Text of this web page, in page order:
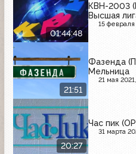
01:44:48
КВН-2003
Высшая
15 февраля
21:51
Фазенда
Мельница
21 мая
20:27
Час пик
31 марта